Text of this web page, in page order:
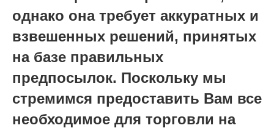
однако она требует аккуратных и
взвешенных решений, принятых
на базе правильных
предпосылок. Поскольку мы
стремимся предоставить Вам все
необходимое для торговли на